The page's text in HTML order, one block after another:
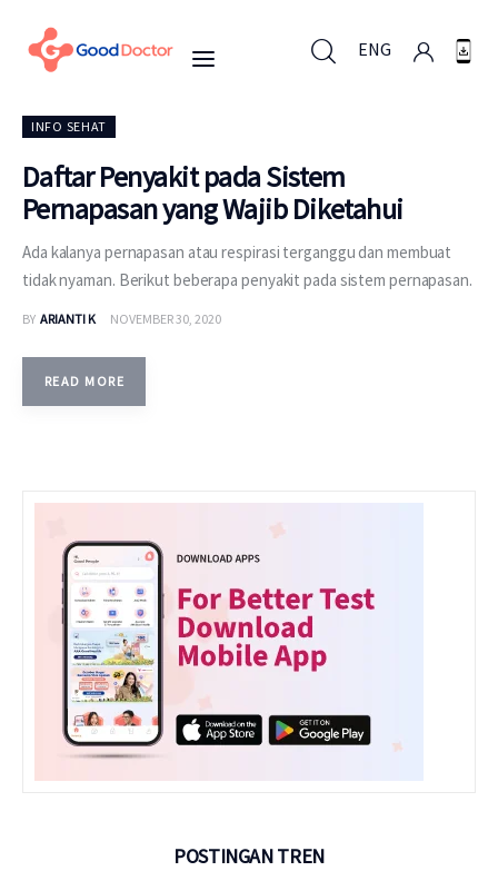
ENG
Untuk Bisnis
Mengapa Good Doctor
INFO SEHAT
Daftar Penyakit pada Sistem
Pernapasan yang Wajib Diketahui
Ada kalanya pernapasan atau respirasi terganggu dan membuat
tidak nyaman. Berikut beberapa penyakit pada sistem pernapasan.
BY ARIANTI K NOVEMBER 30, 2020
READ MORE
POSTINGAN TREN